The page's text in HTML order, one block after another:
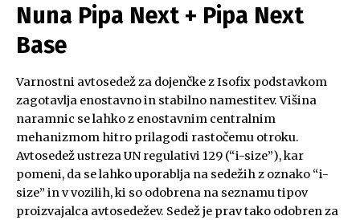
Nuna Pipa Next + Pipa Next
Base
Varnostni avtosedež za dojenčke z Isofix podstavkom
zagotavlja enostavno in stabilno namestitev. Višina
naramnic se lahko z enostavnim centralnim
mehanizmom hitro prilagodi rastočemu otroku.
Avtosedež ustreza UN regulativi 129 (“i-size”), kar
pomeni, da se lahko uporablja na sedežih z oznako “i-
size” in v vozilih, ki so odobrena na seznamu tipov
proizvajalca avtosedežev. Sedež je prav tako odobren za